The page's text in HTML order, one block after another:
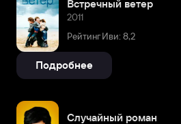
Встречный ветер
2011
Рейтинг Иви: 8,2
Подробнее
Случайный роман